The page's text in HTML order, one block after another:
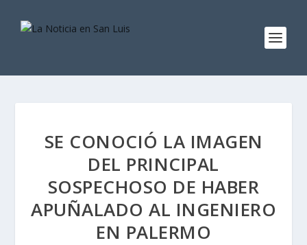
SE CONOCIÓ LA IMAGEN
DEL PRINCIPAL
SOSPECHOSO DE HABER
APUÑALADO AL INGENIERO
EN PALERMO